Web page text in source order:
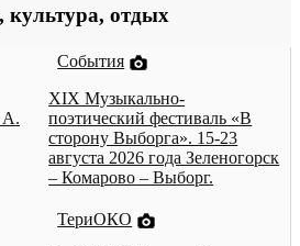
культура, отдых
А.
События
XIX Музыкально-
поэтический фестиваль «В
сторону Выборга». 15-23
августа 2026 года Зеленогорск
– Комарово – Выборг.
ТериОКО